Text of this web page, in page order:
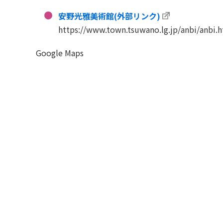
安野光雅美術館(外部リンク)
https://www.town.tsuwano.lg.jp/anbi/
Google Maps